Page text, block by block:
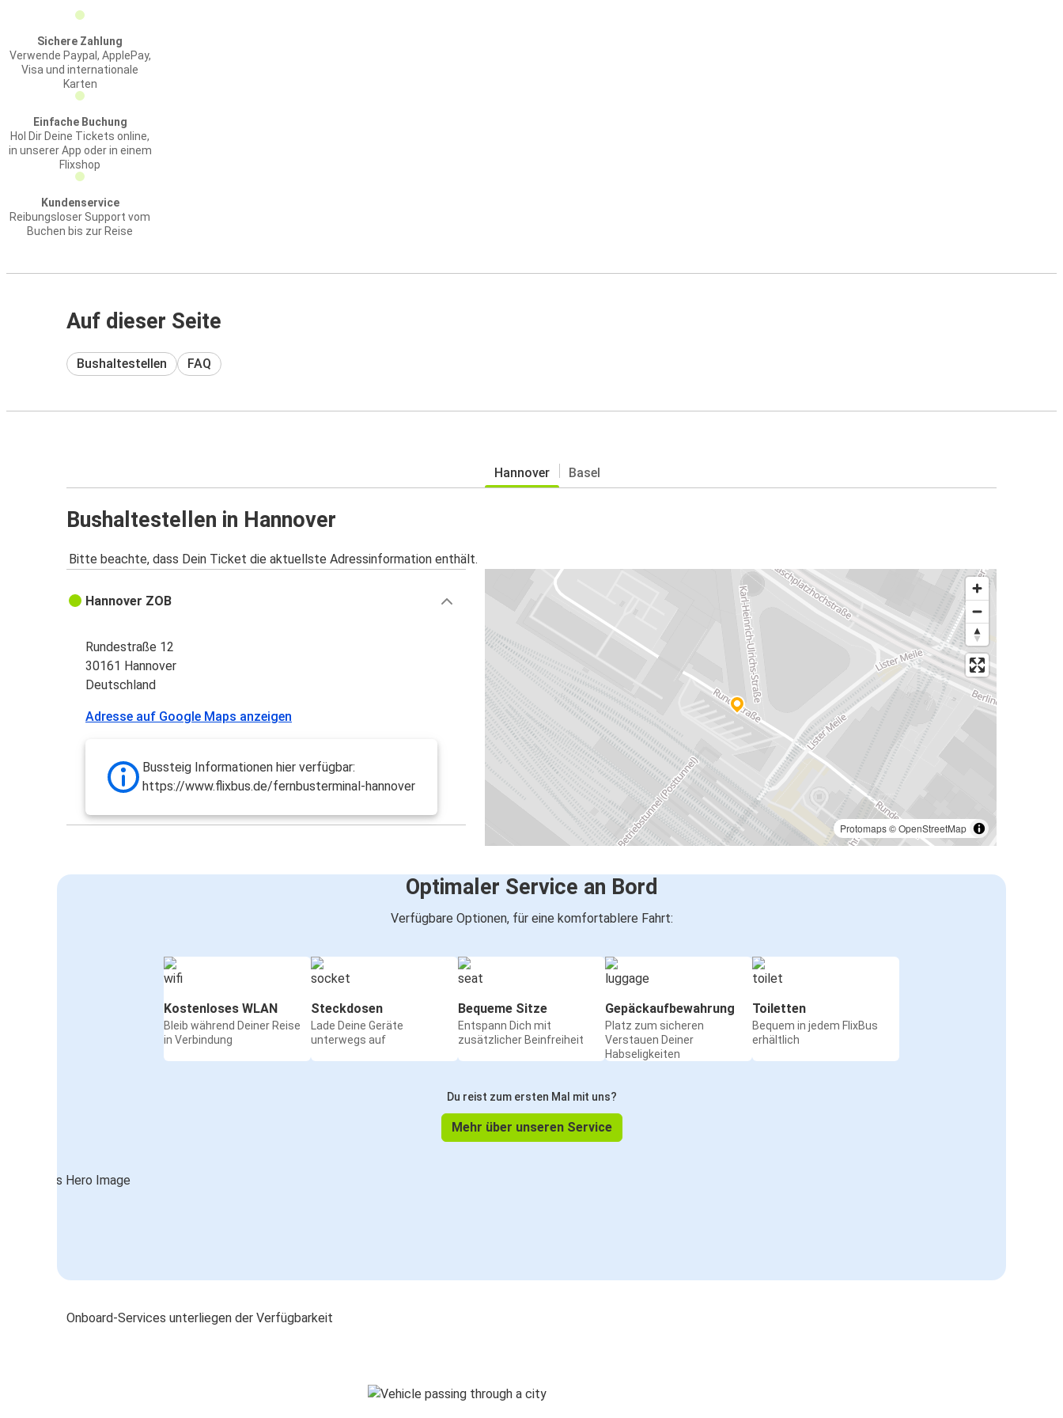
Sichere Zahlung
Verwende Paypal, ApplePay,
Visa und internationale
Karten
Einfache Buchung
Hol Dir Deine Tickets online,
in unserer App oder in einem
Flixshop
Kundenservice
Reibungsloser Support vom
Buchen bis zur Reise
Auf dieser Seite
Bushaltestellen FAQ
Hannover Basel
Bushaltestellen in Hannover
Bitte beachte, dass Dein Ticket die aktuellste Adressinformation enthält.
Protomaps©OpenStreetMap
Hannover ZOB
Rundestraße 12
30161 Hannover
Deutschland
Adresse auf Google Maps anzeigen
Bussteig Informationen hier verfügbar:
https://www.flixbus.de/fernbusterminal-hannover
Optimaler Service an Bord
Verfügbare Optionen, für eine komfortablere Fahrt:
Kostenloses WLAN
Bleib während Deiner Reise
in Verbindung
Steckdosen
Lade Deine Geräte
unterwegs auf
Bequeme Sitze
Entspann Dich mit
zusätzlicher Beinfreiheit
Gepäckaufbewahrung
Platz zum sicheren
Verstauen Deiner
Habseligkeiten
Toiletten
Bequem in jedem FlixBus
erhältlich
Du reist zum ersten Mal mit uns?
Mehr über unseren Service
Onboard-Services unterliegen der Verfügbarkeit